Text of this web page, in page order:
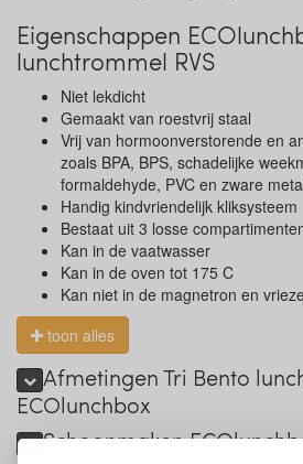
Eigenschappen
lunchtrommel RVS
Niet lekdicht
Gemaakt van roestvrij staal
Vrij van hormoonverstorende en
zoals BPA, BPS, schadelijke
formaldehyde, PVC en zware
Handig kindvriendelijk kliksysteem
Bestaat uit 3 losse
Kan in de vaatwasser
Kan in de oven tot 175 C
Kan niet in de magnetron en
toon alles
Afmetingen Tri Bento
ECOlunchbox
Schoonmaken